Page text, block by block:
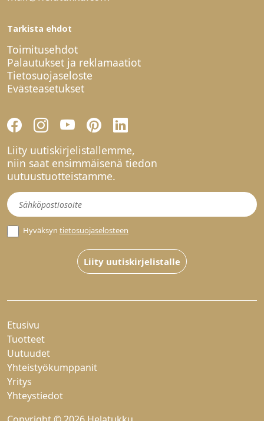
Tarkista ehdot
Toimitusehdot
Palautukset ja reklamaatiot
Tietosuojaseloste
Evästeasetukset
Liity uutiskirjelistallemme,
niin saat ensimmäisenä tiedon
uutuustuotteistamme.
Uutiskirje
Hyväksyn tietosuojaselosteen
Liity uutiskirjelistalle
Etusivu
Tuotteet
Uutuudet
Yhteistyökumppanit
Yritys
Yhteystiedot